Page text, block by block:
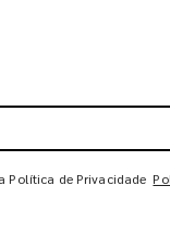
Política de Privacidade